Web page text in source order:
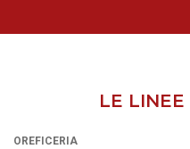
LE
OREFICERIA